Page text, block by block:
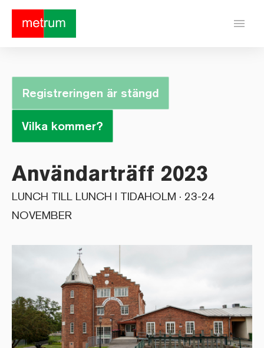
menu
Registreringen är stängd
Vilka kommer?
Användarträff 2023
LUNCH TILL LUNCH I TIDAHOLM · 23-24
NOVEMBER